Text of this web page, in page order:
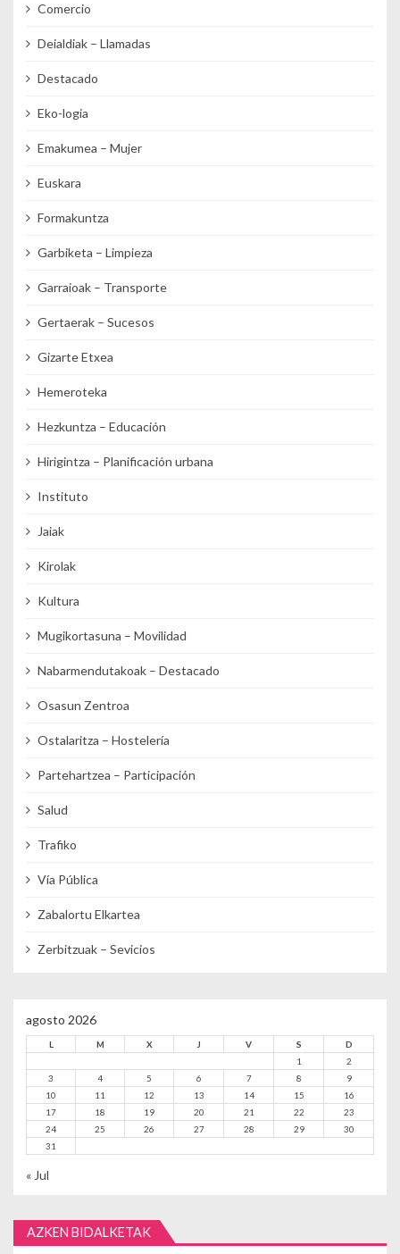
Comercio
Deialdiak – Llamadas
Destacado
Eko-logia
Emakumea – Mujer
Euskara
Formakuntza
Garbiketa – Limpieza
Garraioak – Transporte
Gertaerak – Sucesos
Gizarte Etxea
Hemeroteka
Hezkuntza – Educación
Hirigintza – Planificación urbana
Instituto
Jaiak
Kirolak
Kultura
Mugikortasuna – Movilidad
Nabarmendutakoak – Destacado
Osasun Zentroa
Ostalaritza – Hostelería
Partehartzea – Participación
Salud
Trafiko
Vía Pública
Zabalortu Elkartea
Zerbitzuak – Sevicios
agosto 2026
L M X J V S
D
1
2
3
4 5 6 7 8
9
10
11 12 13 14 15
16
17
18 19 20 21 22
23
24
25 26 27 28 29
30
31
« Jul
AZKEN BIDALKETAK